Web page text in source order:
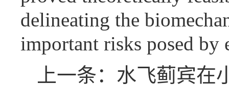
delineating the
important risks posed by
上一条：水飞蓟宾